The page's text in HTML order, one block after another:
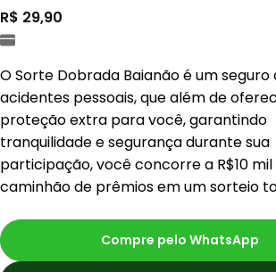
R$ 29,90
O Sorte Dobrada Baianão é um seguro
acidentes pessoais, que além de
proteção extra para você, garantindo
tranquilidade e segurança durante sua
participação, você concorre a R$10 mil
caminhão de prêmios em um sorteio
Compre pelo WhatsApp